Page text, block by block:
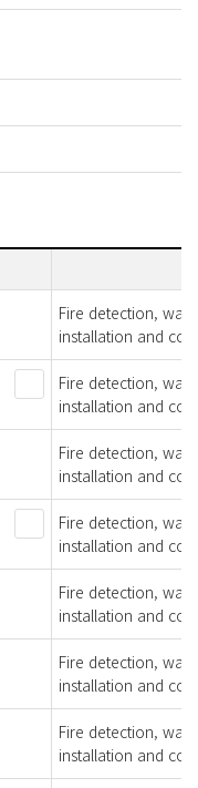
Fire detection,
installation and
Fire detection,
installation and
Fire detection,
installation and
Fire detection,
installation and
Fire detection,
installation and
Fire detection,
installation and
Fire detection,
installation and